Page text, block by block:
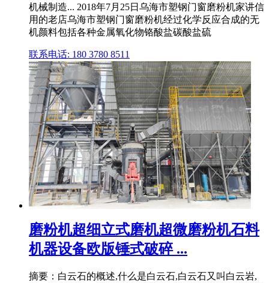
机械制造... 2018年7月25日乌海市塑钢门窗磨粉机家讲信
用的老店乌海市塑钢门窗磨粉机经过化学反应合成的无
机颜料包括各种金属氧化物铬酸盐碳酸盐硫
联系电话: 180 3780 8511
磨粉机超细立式磨机超微磨粉机石料
机器设备欧版锤式破碎 ...
摘要：白云石的概述,什么是白云石,白云石又叫白云岩,